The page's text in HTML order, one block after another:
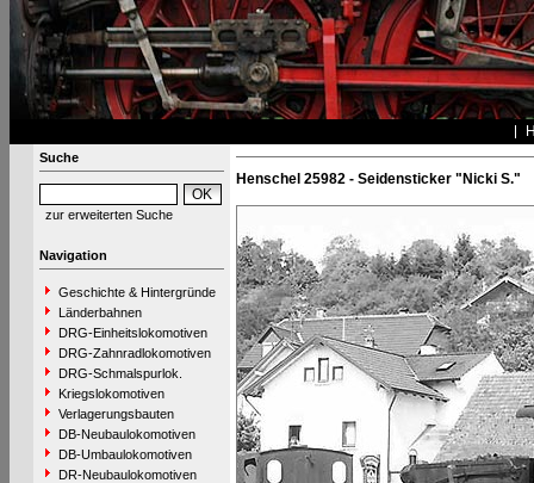
Suche
zur erweiterten Suche
Navigation
Geschichte & Hintergründe
Länderbahnen
DRG-Einheitslokomotiven
DRG-Zahnradlokomotiven
DRG-Schmalspurlok.
Kriegslokomotiven
Verlagerungsbauten
DB-Neubaulokomotiven
DB-Umbaulokomotiven
DR-Neubaulokomotiven
Henschel 25982 - Seidensticker "Nicki S."